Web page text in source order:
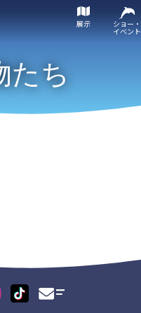
展示 ショー・
イベント
たち